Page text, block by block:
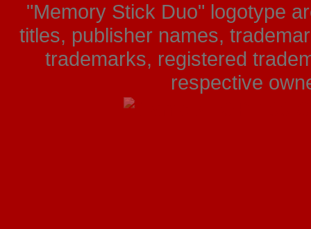
"Memory Stick Duo" logotype
titles, publisher names,
trademarks, registered
respective